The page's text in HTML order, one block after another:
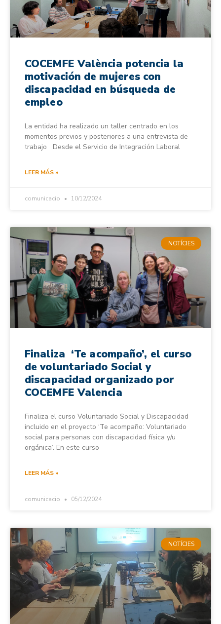
COCEMFE València potencia la
motivación de mujeres con
discapacidad en búsqueda de
empleo
La entidad ha realizado un taller centrado en los
momentos previos y posteriores a una entrevista de
trabajo Desde el Servicio de Integración Laboral
LEER MÁS »
comunicacio 10/12/2024
NOTÍCIES
Finaliza ‘Te acompaño’, el curso
de voluntariado Social y
discapacidad organizado por
COCEMFE Valencia
Finaliza el curso Voluntariado Social y Discapacidad
incluido en el proyecto ‘Te acompaño: Voluntariado
social para personas con discapacidad física y/u
orgánica’. En este curso
LEER MÁS »
comunicacio 05/12/2024
NOTÍCIES